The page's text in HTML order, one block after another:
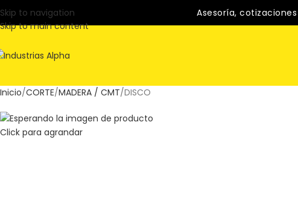
Skip to navigation
Skip to main content
Asesoría,
Inicio CORTE MADERA / CMT DISCO
Click para agrandar